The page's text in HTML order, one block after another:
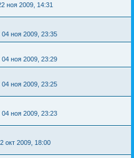
ноя 2009, 14:31
04 ноя 2009, 23:35
04 ноя 2009, 23:29
04 ноя 2009, 23:25
04 ноя 2009, 23:23
окт 2009, 18:00